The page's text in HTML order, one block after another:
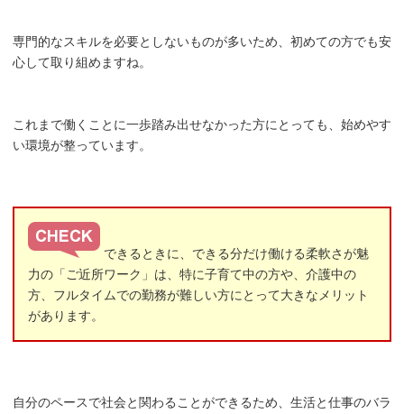
専門的なスキルを必要としないものが多いため、初めての方でも安
心して取り組めますね。
これまで働くことに一歩踏み出せなかった方にとっても、始めやす
い環境が整っています。
できるときに、できる分だけ働ける柔軟さが魅
力の「ご近所ワーク」は、特に子育て中の方や、介護中の
方、フルタイムでの勤務が難しい方にとって大きなメリット
があります。
自分のペースで社会と関わることができるため、生活と仕事のバラ